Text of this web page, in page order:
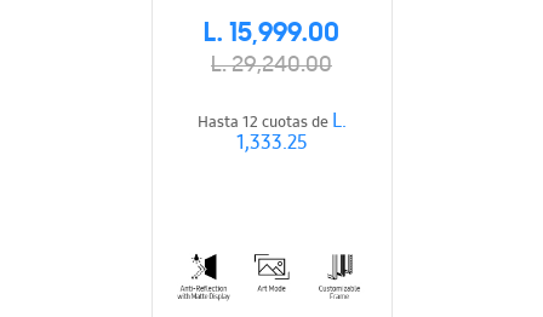
L. 15,999.00
L. 29,240.00
Hasta 12 cuotas deL.
1,333.25